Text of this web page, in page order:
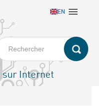
EN 
sur Internet